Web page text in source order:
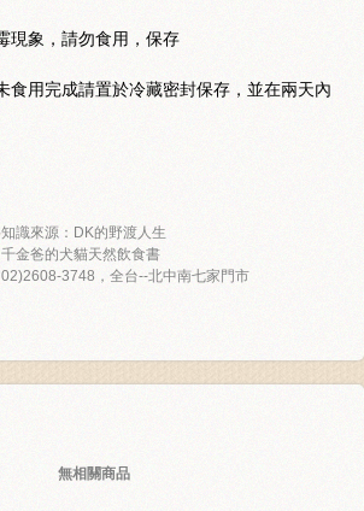
現象，請勿食用，保存
食用完成請置於冷藏密封保存，並在兩天內
識來源：DK的野渡人生
金爸的犬貓天然飲食書
02)2608-3748，全台--北中南七家門市
無相關商品